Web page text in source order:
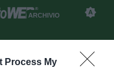
Process My
ARCHIVIO